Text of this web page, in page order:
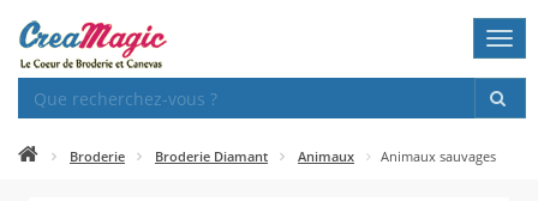
Broderie Broderie Diamant Animaux Animaux sauvages